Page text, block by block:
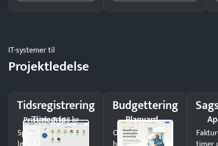
IT-systemer til
Projektledelse
Tidsregistrering
Timegrip
Pristjek: 7.548 kr
Spar tid på
Budgettering
Planyard
Opdag